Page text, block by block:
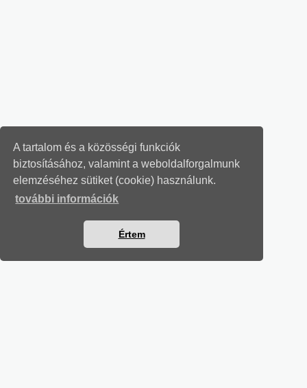
A tartalom és a közösségi funkciók
biztosításához, valamint a weboldalforgalmunk
elemzéséhez sütiket (cookie) használunk.
további információk
Értem